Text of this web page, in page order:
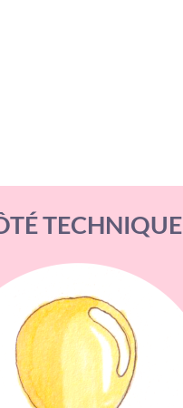
TECHNIQUE